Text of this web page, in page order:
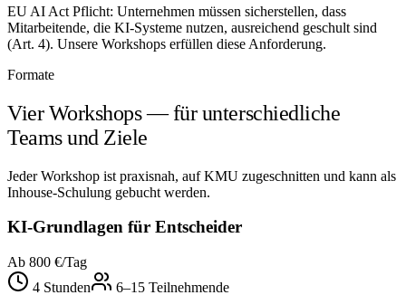
EU AI Act Pflicht: Unternehmen müssen sicherstellen, dass
Mitarbeitende, die KI-Systeme nutzen, ausreichend geschult sind
(Art. 4). Unsere Workshops erfüllen diese Anforderung.
Formate
Vier Workshops — für unterschiedliche
Teams und Ziele
Jeder Workshop ist praxisnah, auf KMU zugeschnitten und kann als
Inhouse-Schulung gebucht werden.
KI-Grundlagen für Entscheider
Ab 800 €/Tag
4 Stunden
6–15 Teilnehmende